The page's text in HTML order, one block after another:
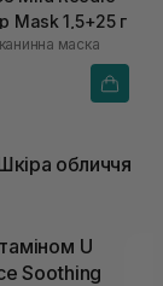
Mask 1,5+25 г
маска
обличчя
U
Soothing